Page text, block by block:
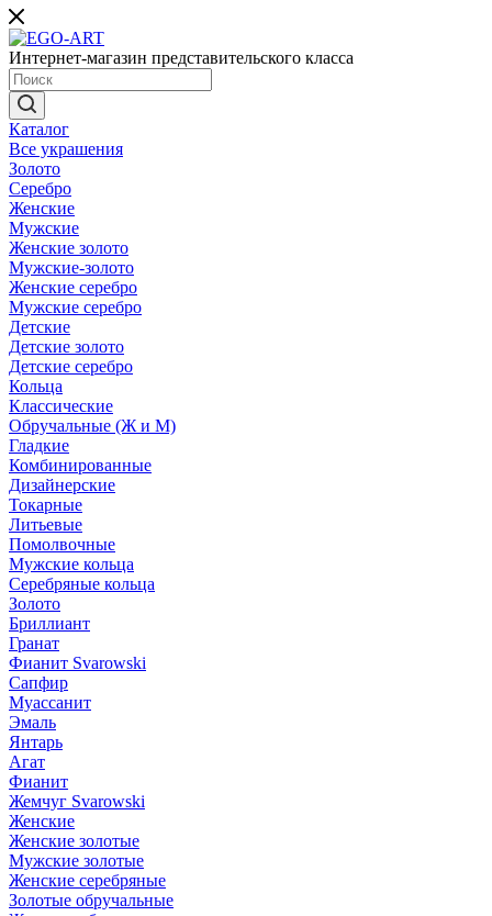
Интернет-магазин представительского класса
Каталог
Все украшения
Золото
Серебро
Женские
Мужские
Женские золото
Мужские-золото
Женские серебро
Мужские серебро
Детские
Детские золото
Детские серебро
Кольца
Классические
Обручальные (Ж и М)
Гладкие
Комбинированные
Дизайнерские
Токарные
Литьевые
Помолвочные
Мужские кольца
Серебряные кольца
Золото
Бриллиант
Гранат
Фианит Svarowski
Сапфир
Муассанит
Эмаль
Янтарь
Агат
Фианит
Жемчуг Svarowski
Женские
Женские золотые
Мужские золотые
Женские серебряные
Золотые обручальные